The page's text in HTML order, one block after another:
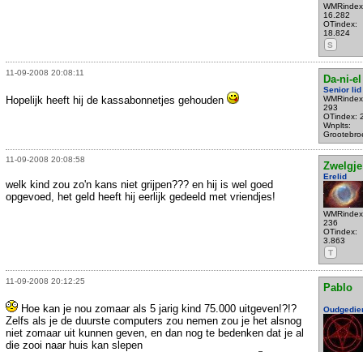
16.282
OTindex:
18.824
S
11-09-2008 20:08:11
Da-ni-el
Senior lid
293
OTindex:
Wnplts:
Hopelijk heeft hij de kassabonnetjes gehouden
11-09-2008 20:08:58
Zwelgje
Erelid
236
OTindex:
3.863
T
welk kind zou zo'n kans niet grijpen??? en hij is wel goed
opgevoed, het geld heeft hij eerlijk gedeeld met vriendjes!
11-09-2008 20:12:25
Pablo
Hoe kan je nou zomaar als 5 jarig kind 75.000 uitgeven!?!?
Zelfs als je de duurste computers zou nemen zou je het alsnog
niet zomaar uit kunnen geven, en dan nog te bedenken dat je al
die zooi naar huis kan slepen